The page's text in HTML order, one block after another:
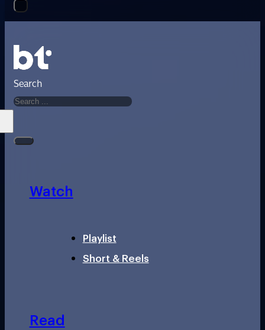
Search
Watch
Playlist
Short & Reels
Read